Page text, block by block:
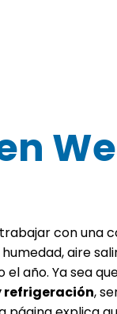
con una
aire
año. Ya sea
refrigeración,